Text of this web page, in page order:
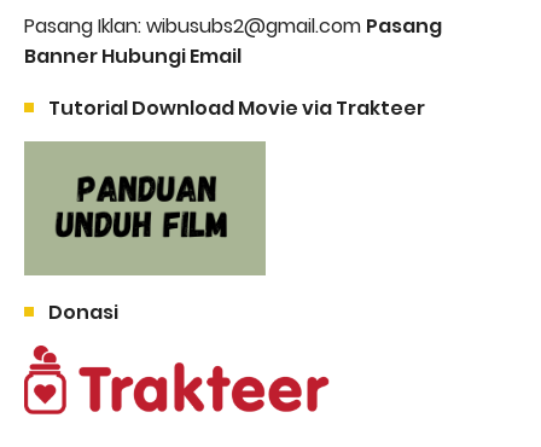
Pasang Iklan: wibusubs2@gmail.com Pasang
Banner Hubungi Email
Tutorial Download Movie via Trakteer
Donasi